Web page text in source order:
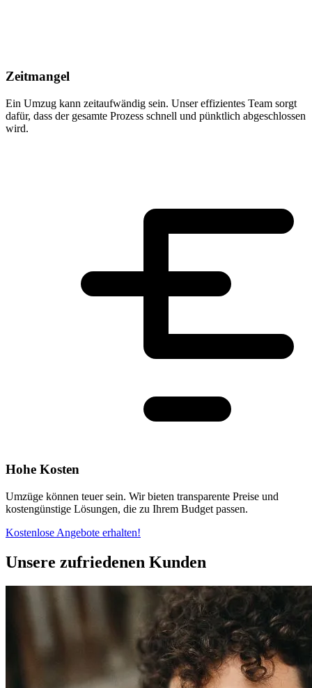
Zeitmangel
Ein Umzug kann zeitaufwändig sein. Unser effizientes Team sorgt
dafür, dass der gesamte Prozess schnell und pünktlich abgeschlossen
wird.
Hohe Kosten
Umzüge können teuer sein. Wir bieten transparente Preise und
kostengünstige Lösungen, die zu Ihrem Budget passen.
Kostenlose Angebote erhalten!
Unsere zufriedenen Kunden